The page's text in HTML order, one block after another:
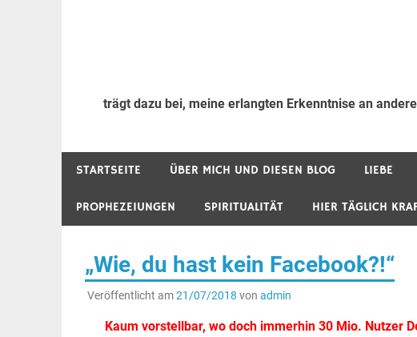
trägt dazu bei, meine erlangten Erkenntnise an
STARTSEITE ÜBER MICH UND DIESEN BLOG LIEBE
PROPHEZEIUNGEN SPIRITUALITÄT HIER TÄGLICH
„Wie, du hast kein Facebook?!“
Veröffentlicht am21/07/2018 von admin
Kaum vorstellbar, wo doch immerhin 30 Mio. Nutzer